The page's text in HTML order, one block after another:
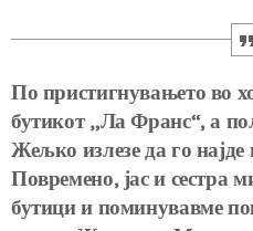
По пристигнувањето во
бутикот „Ла Франс“, а
Жељко излезе да го
Повремено, јас и сестра
бутици и поминувавме